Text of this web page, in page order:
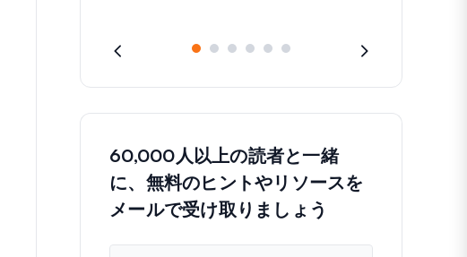
60,000人以上の読者と一緒
に、無料のヒントやリソースを
メールで受け取りましょう